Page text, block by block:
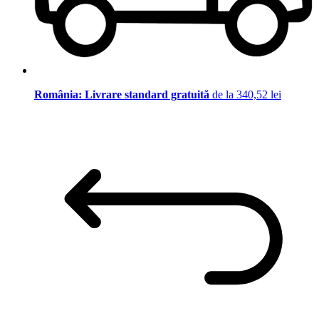
România: Livrare standard gratuită de la 340,52 lei